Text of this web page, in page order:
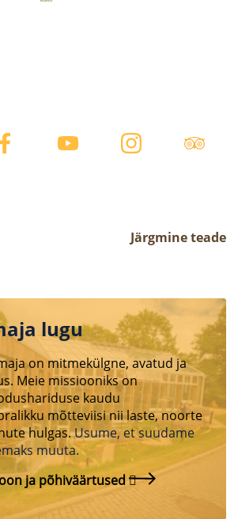
Järgmine teade
lugu
on mitmekülgne, avatud ja
Meie missiooniks on
kaudu
mõtteviisi nii laste, noorte
hulgas.Usume, et suudame
muuta.
ja põhiväärtused